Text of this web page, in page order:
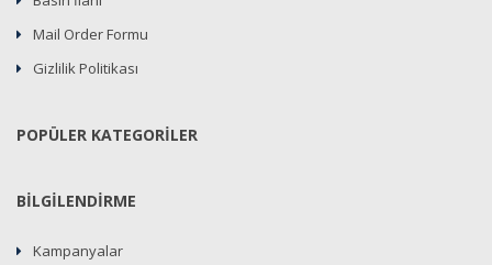
Mail Order Formu
Gizlilik Politikası
POPÜLER KATEGORİLER
BİLGİLENDİRME
Kampanyalar